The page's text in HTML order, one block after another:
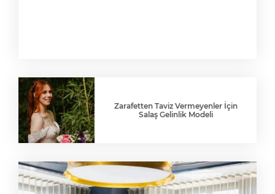
Zarafetten Taviz Vermeyenler İçin
Salaş Gelinlik Modeli